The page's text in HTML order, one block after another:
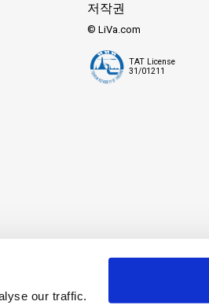
our traffic.
평온히 쉴 수 있는 분위기를 조성합니다.
여줍니다. 이곳은 녹음이 펼쳐진 광대한 공
물이 더운 날씨 속 작은 휴식을 선사합니다.
다. 초보자든 숙련자든, 이 바다는 색채와
바꿔줍니다. 코팡안에서 매일 떠오르고 지
은 방문이든 긴 체류든, 이 섬은 잊을 수 없는
저작권
© LiVa.com
TAT License
31/01211